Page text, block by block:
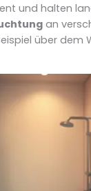
und halten
an
über dem